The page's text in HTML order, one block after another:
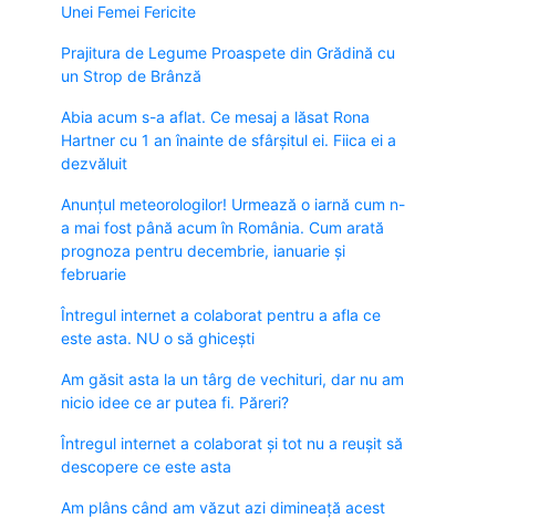
Unei Femei Fericite
Prajitura de Legume Proaspete din Grădină cu
un Strop de Brânză
Abia acum s-a aflat. Ce mesaj a lăsat Rona
Hartner cu 1 an înainte de sfârșitul ei. Fiica ei a
dezvăluit
Anunțul meteorologilor! Urmează o iarnă cum n-
a mai fost până acum în România. Cum arată
prognoza pentru decembrie, ianuarie și
februarie
Întregul internet a colaborat pentru a afla ce
este asta. NU o să ghicești
Am găsit asta la un târg de vechituri, dar nu am
nicio idee ce ar putea fi. Păreri?
Întregul internet a colaborat și tot nu a reușit să
descopere ce este asta
Am plâns când am văzut azi dimineață acest